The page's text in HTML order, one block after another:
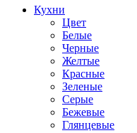
Кухни
Цвет
Белые
Черные
Желтые
Красные
Зеленые
Серые
Бежевые
Глянцевые